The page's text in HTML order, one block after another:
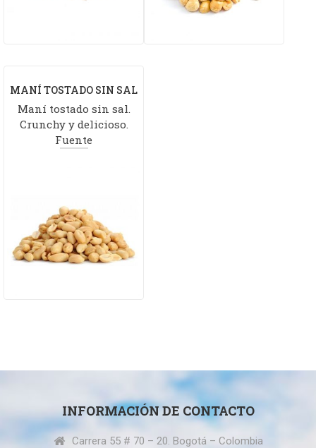
MANÍ TOSTADO SIN SAL
Maní tostado sin sal.
Crunchy y delicioso.
Fuente
INFORMACIÓN DE CONTACTO
Carrera 55 # 70 – 20. Bogotá – Colombia